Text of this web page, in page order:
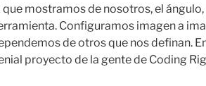
que mostramos de nosotros, el
Configuramos imagen a
de otros que nos definan.
proyecto de la gente de Coding